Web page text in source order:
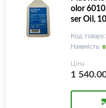
olor
ser Oil,
Код товару:
Наявність:
Ціна
1